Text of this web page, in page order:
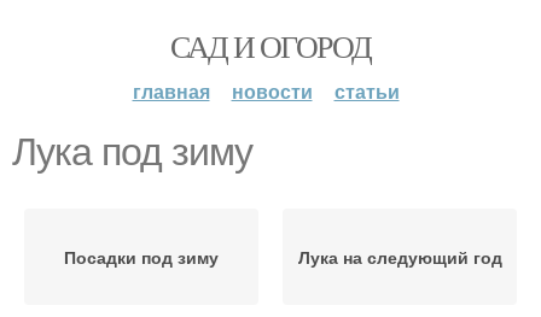
САД И ОГОРОД
главная новости статьи
Лука под зиму
Посадки под зиму Лука на следующий год